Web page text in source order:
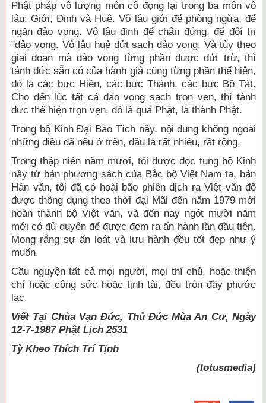
Phật pháp vô lượng môn cô đọng lại trong ba môn vô
lậu: Giới, Định và Huệ. Vô lậu giới để phòng ngừa, để
ngăn đảo vọng. Vô lậu định để chận đứng, để đôí trị
"đảo vọng. Vô lậu huệ dứt sạch đảo vọng. Và tùy theo
giai đoạn mà đảo vọng từng phần được dứt trừ, thì
tánh đức sẵn có của hành giả cũng từng phần thể hiện,
đó là các bực Hiền, các bực Thánh, các bực Bồ Tát.
Cho đến lúc tất cả đảo vọng sạch trọn vẹn, thì tánh
đức thể hiện trọn vẹn, đó là quả Phật, là thành Phật.
Trong bộ Kinh Đại Bảo Tích nầy, nội dung không ngoài
những điều đã nêu ở trên, dầu là rất nhiều, rất rộng.
Trong thập niên năm mươi, tôi được đọc tụng bộ Kinh
nầy từ bản phương sách của Bắc bộ Việt Nam ta, bản
Hán văn, tôi đã có hoài bão phiên dịch ra Việt văn để
được thông dụng theo thời đại Mãi đến năm 1979 mới
hoàn thành bộ Việt văn, và đến nay ngót mười năm
mới có đủ duyên để được đem ra ấn hành lần đầu tiên.
Mong rằng sự ấn loát và lưu hành đều tốt đẹp như ý
muốn.
Cầu nguyện tất cả mọi người, mọi thí chủ, hoặc thiện
chí hoặc công sức hoặc tịnh tài, đều tròn đầy phước
lạc.
Viết Tại Chùa Vạn Đức, Thủ Đức Mùa An Cư, Ngày
12-7-1987 Phật Lịch 2531
Tỳ Kheo Thích Trí Tịnh
(lotusmedia)